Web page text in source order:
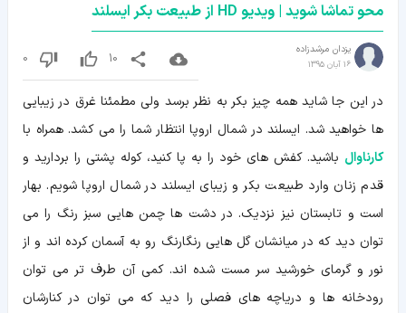
محو تماشا شوید | ویدیو HD از طبیعت بکر ایسلند
یزدان مرشدزاده
16 آبان 1395 10
0
در این جا شاید همه چیز بکر به نظر برسد ولی مطمئنا غرق در زیبایی
ها خواهید شد. ایسلند در شمال اروپا انتظار شما را می کشد. همراه با
کارناوال باشید. کفش های خود را به پا کنید، کوله پشتی را بردارید و
قدم زنان وارد طبیعت بکر و زیبای ایسلند در شمال اروپا شویم. بهار
است و تابستان نیز نزدیک. در دشت ها چمن هایی سبز رنگ را می
توان دید که در میانشان گل هایی رنگارنگ رو به آسمان کرده اند و از
نور و گرمای خورشید سر مست شده اند. کمی آن طرف تر می توان
رودخانه ها و دریاچه های فصلی را دید که می توان در کنارشان